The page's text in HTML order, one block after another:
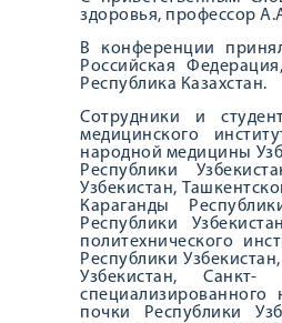
здоровья, профессор
В конференции
Российская
Республика Казахстан.
Сотрудники и
медицинского
народной медицины
Республики
Узбекистан,
Караганды
Республики
политехнического
Республики
Узбекистан,
специализированного
почки Республики